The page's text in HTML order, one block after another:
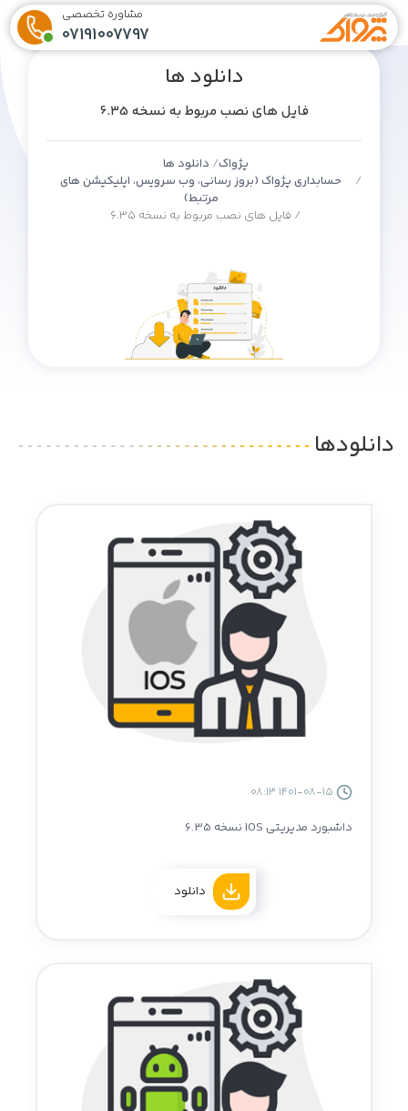
مشاوره تخصصی
07191007797
دانلود ها
فایل های نصب مربوط به نسخه 6.35
پژواک دانلود ها
حسابداری پژواک (بروز رسانی، وب سرویس، اپلیکیشن های
مرتبط)
فایل های نصب مربوط به نسخه 6.35
دانلودها
داشبورد مدیریتی IOS نسخه 6.35
دانلود